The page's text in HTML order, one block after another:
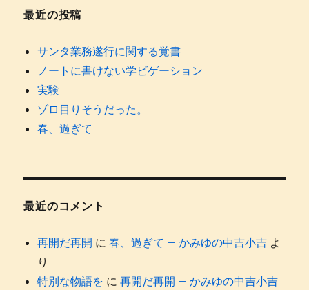
最近の投稿
サンタ業務遂行に関する覚書
ノートに書けない学ビゲーション
実験
ゾロ目りそうだった。
春、過ぎて
最近のコメント
再開だ再開 に春、過ぎて – かみゆの中吉小吉 よ
り
特別な物語を に再開だ再開 – かみゆの中吉小吉